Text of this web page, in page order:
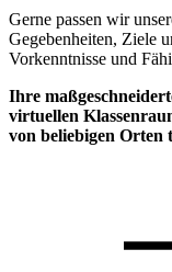
Gerne passen wir
Gegebenheiten, Ziele
Vorkenntnisse und
Ihre
virtuellen
von beliebigen Orten